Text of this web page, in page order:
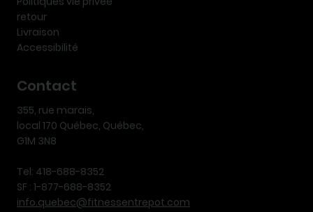
retour
Livraison
Accessibilité
Contact
355, rue marais,
local 170 Québec, Québec,
G1M 3N8
Tel: 418-688-8352
SF : 1-877-688-8352
info.quebec@fitnessentrepot.com